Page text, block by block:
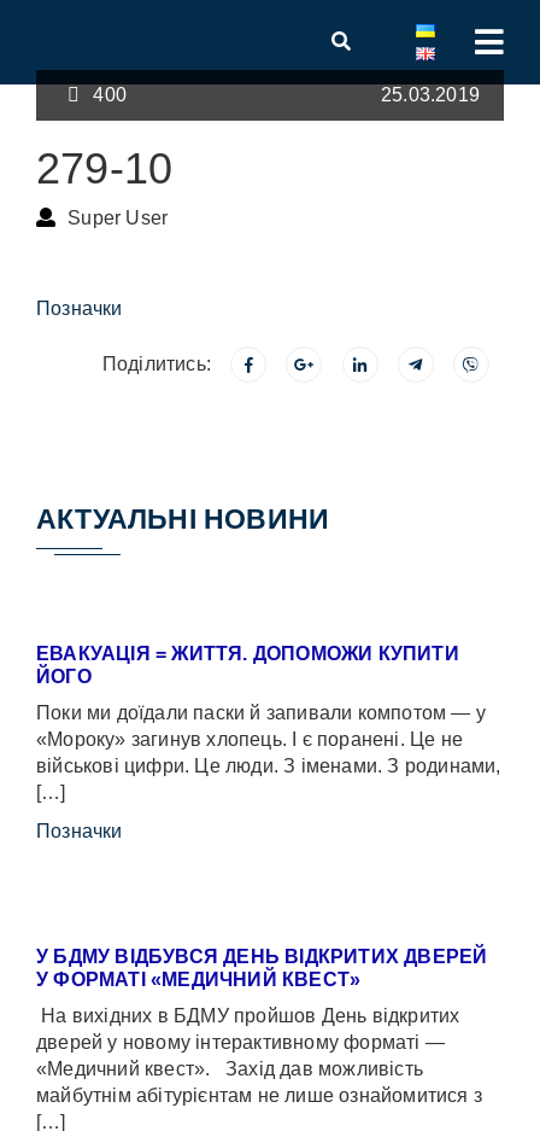
400 25.03.2019
279-10
Super User
Позначки
Поділитись:
АКТУАЛЬНІ НОВИНИ
ЕВАКУАЦІЯ = ЖИТТЯ. ДОПОМОЖИ КУПИТИ
ЙОГО
Поки ми доїдали паски й запивали компотом — у
«Мороку» загинув хлопець. І є поранені. Це не
військові цифри. Це люди. З іменами. З родинами,
[…]
Позначки
У БДМУ ВІДБУВСЯ ДЕНЬ ВІДКРИТИХ ДВЕРЕЙ
У ФОРМАТІ «МЕДИЧНИЙ КВЕСТ»
На вихідних в БДМУ пройшов День відкритих
дверей у новому інтерактивному форматі —
«Медичний квест». Захід дав можливість
майбутнім абітурієнтам не лише ознайомитися з
[…]